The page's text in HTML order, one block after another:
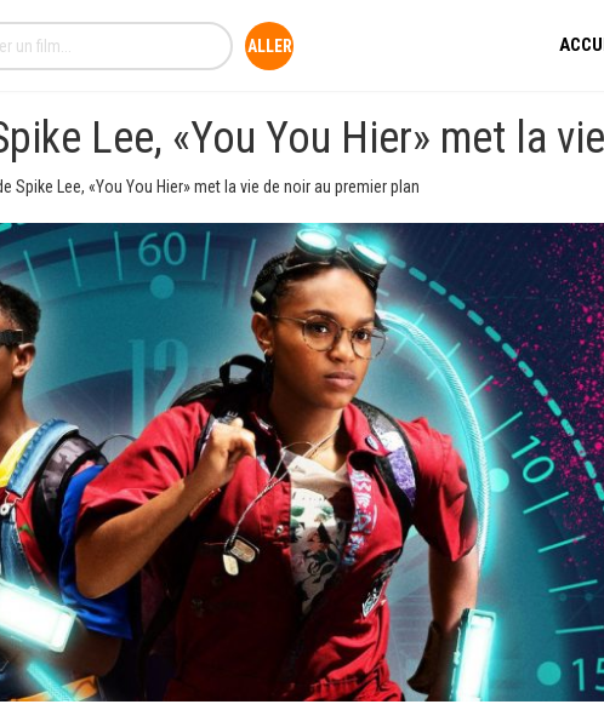
Lee, «You You Hier» met la
Spike Lee, «You You Hier» met la vie de noir au premier plan